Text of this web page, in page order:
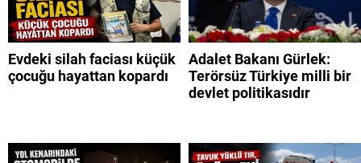
Evdeki silah faciası küçük
çocuğu hayattan kopardı
Adalet Bakanı Gürlek:
Terörsüz Türkiye milli bir
devlet politikasıdır